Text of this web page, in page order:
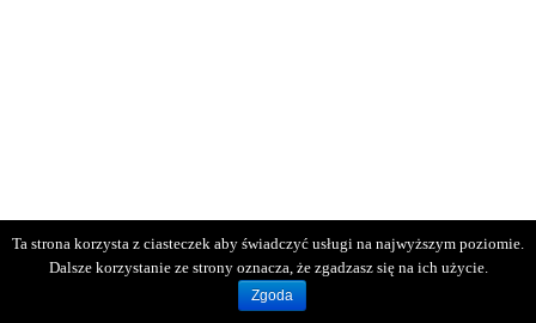
Ta strona korzysta z ciasteczek aby świadczyć usługi na najwyższym poziomie.
Dalsze korzystanie ze strony oznacza, że zgadzasz się na ich użycie.
Zgoda